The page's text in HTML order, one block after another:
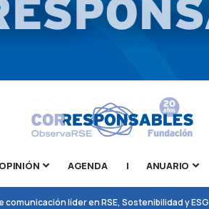
OPINIÓN AGENDA | ANUARIO
líder en RSE, Sostenibilidad y ESG